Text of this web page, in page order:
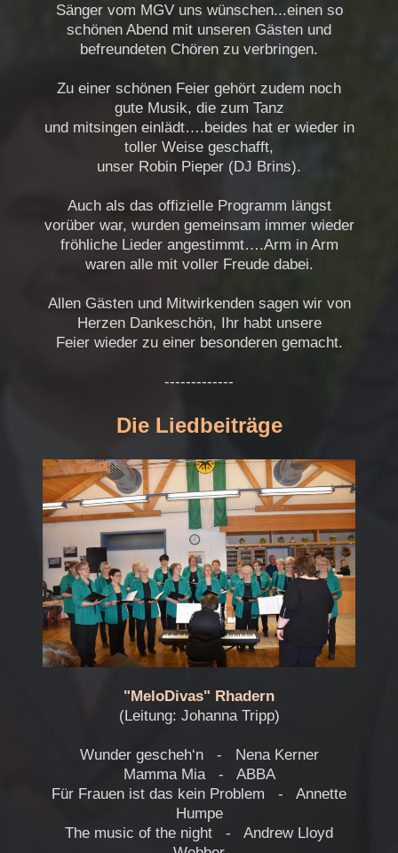
Sänger vom MGV uns wünschen...einen so
schönen Abend mit unseren Gästen und
befreundeten Chören zu verbringen.
Zu einer schönen Feier gehört zudem noch
gute Musik, die zum Tanz
und mitsingen einlädt….beides hat er wieder in
toller Weise geschafft,
unser Robin Pieper (DJ Brins).
Auch als das offizielle Programm längst
vorüber war, wurden gemeinsam immer wieder
fröhliche Lieder angestimmt….Arm in Arm
waren alle mit voller Freude dabei.
Allen Gästen und Mitwirkenden sagen wir von
Herzen Dankeschön, Ihr habt unsere
Feier wieder zu einer besonderen gemacht.
-------------
Die Liedbeiträge
"MeloDivas" Rhadern
(Leitung: Johanna Tripp)
Wunder gescheh‘n - Nena Kerner
Mamma Mia - ABBA
Für Frauen ist das kein Problem - Annette
Humpe
The music of the night - Andrew Lloyd